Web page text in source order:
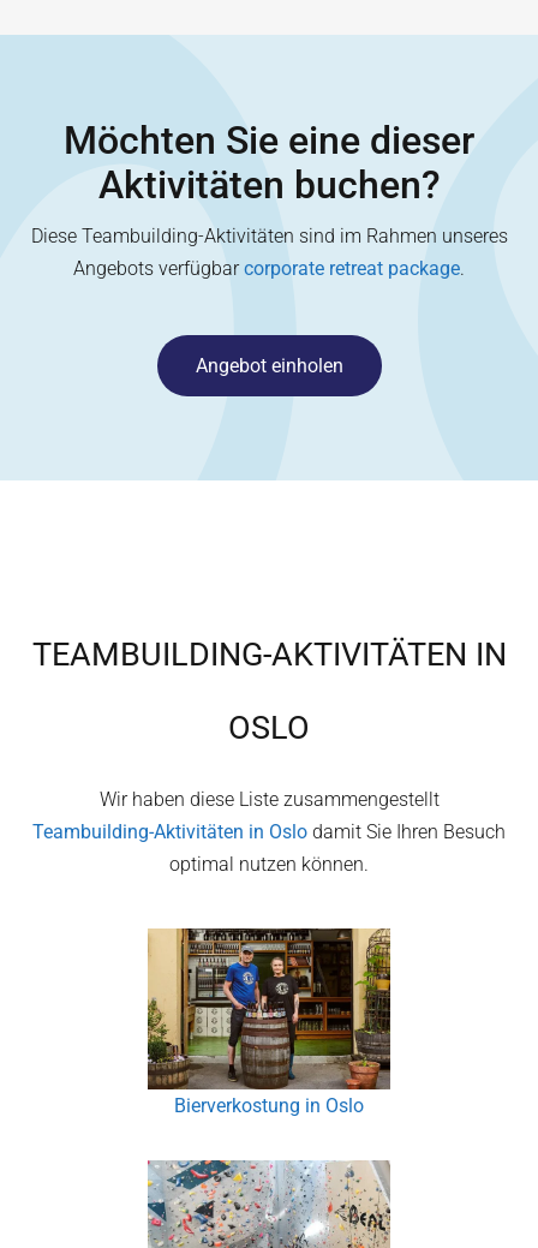
Möchten Sie eine dieser
Aktivitäten buchen?
Diese Teambuilding-Aktivitäten sind im Rahmen unseres
Angebots verfügbarcorporate retreat package.
Angebot einholen
TEAMBUILDING-AKTIVITÄTEN IN
OSLO
Wir haben diese Liste zusammengestellt
Teambuilding-Aktivitäten in Oslo damit Sie Ihren Besuch
optimal nutzen können.
Bierverkostung in Oslo